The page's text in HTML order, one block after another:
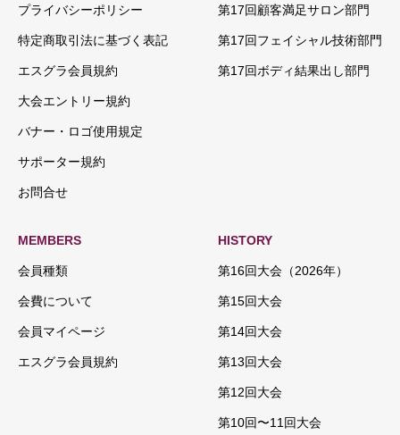
プライバシーポリシー
特定商取引法に基づく表記
エスグラ会員規約
大会エントリー規約
バナー・ロゴ使用規定
サポーター規約
お問合せ
第17回顧客満足サロン部門
第17回フェイシャル技術部門
第17回ボディ結果出し部門
MEMBERS
会員種類
会費について
会員マイページ
エスグラ会員規約
HISTORY
第16回大会（2026年）
第15回大会
第14回大会
第13回大会
第12回大会
第10回〜11回大会